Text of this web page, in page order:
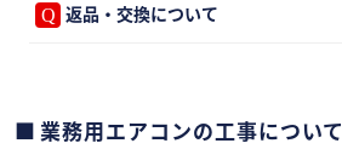
返品・交換について
業務用エアコンの工事について